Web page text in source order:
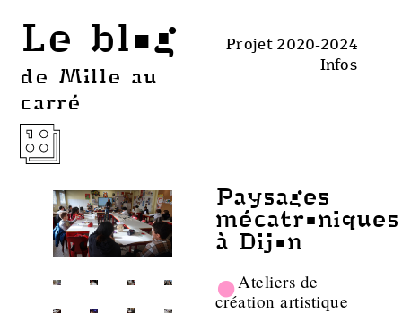
Le blog
de Mille au
carré
Projet 2020-2024
Infos
Paysages
mécatroniques
à Dijon
• Ateliers de
création artistique